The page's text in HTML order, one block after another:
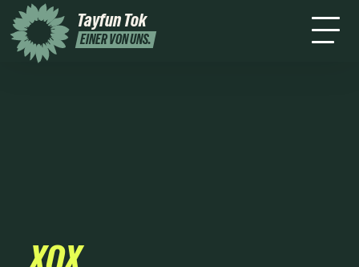
Tayfun Tok
EINER VON UNS.
Presse Kontakt Newsletter
mich